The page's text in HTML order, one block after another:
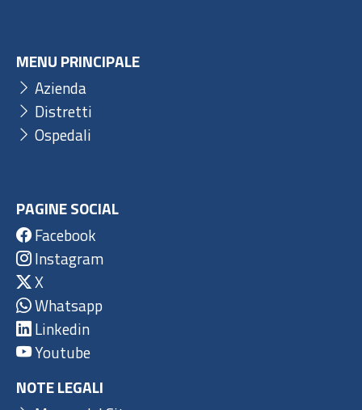
MENU PRINCIPALE
Azienda
Distretti
Ospedali
PAGINE SOCIAL
Facebook
Instagram
X
Whatsapp
Linkedin
Youtube
NOTE LEGALI